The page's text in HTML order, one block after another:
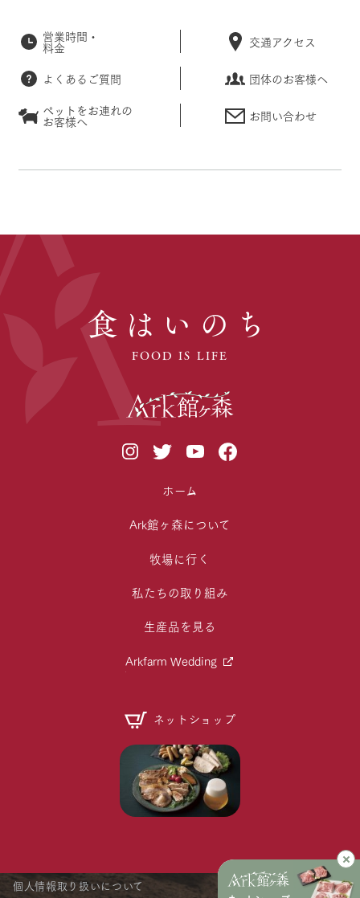
営業時間・
料金 交通アクセス
よくあるご質問
団体のお客様へ
ペットをお連れの
お客様へ お問い合わせ
食はいのち
FOOD IS LIFE
ホーム
Ark館ヶ森について
牧場に行く
私たちの取り組み
生産品を見る
Arkfarm Wedding
ネットショップ
個人情報取り扱いについて